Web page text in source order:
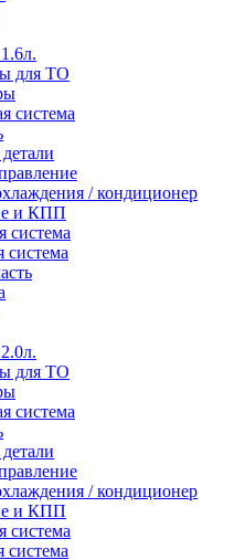
для ТО
система
/ кондиционер
и КПП
система
система
для ТО
система
/ кондиционер
и КПП
система
система